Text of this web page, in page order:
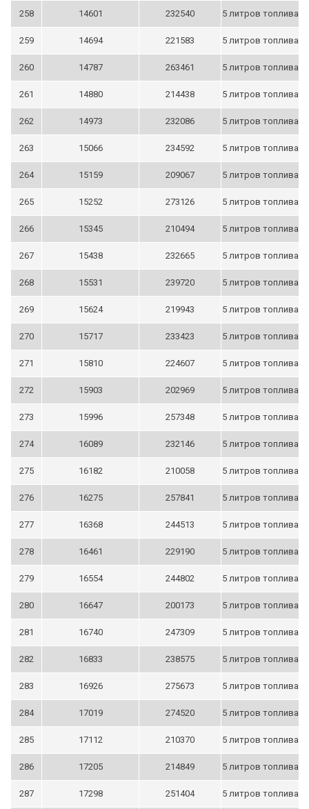
258 14601 232540 5 литров топлива
259 14694 221583 5 литров топлива
260 14787 263461 5 литров топлива
261 14880 214438 5 литров топлива
262 14973 232086 5 литров топлива
263 15066 234592 5 литров топлива
264 15159 209067 5 литров топлива
265 15252 273126 5 литров топлива
266 15345 210494 5 литров топлива
267 15438 232665 5 литров топлива
268 15531 239720 5 литров топлива
269 15624 219943 5 литров топлива
270 15717 233423 5 литров топлива
271 15810 224607 5 литров топлива
272 15903 202969 5 литров топлива
273 15996 257348 5 литров топлива
274 16089 232146 5 литров топлива
275 16182 210058 5 литров топлива
276 16275 257841 5 литров топлива
277 16368 244513 5 литров топлива
278 16461 229190 5 литров топлива
279 16554 244802 5 литров топлива
280 16647 200173 5 литров топлива
281 16740 247309 5 литров топлива
282 16833 238575 5 литров топлива
283 16926 275673 5 литров топлива
284 17019 274520 5 литров топлива
285 17112 210370 5 литров топлива
286 17205 214849 5 литров топлива
287 17298 251404 5 литров топлива